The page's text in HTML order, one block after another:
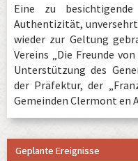
Eine zu
Authentizität,
wieder zur Geltung
Vereins „Die Freunde
Unterstützung des
der Präfektur, der
Gemeinden Clermont en
Geplante Ereignisse